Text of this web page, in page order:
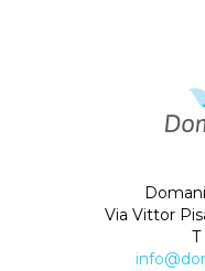
Via Vittor
T